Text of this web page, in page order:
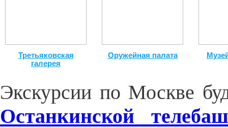
Третьяковская
галерея
Оружейная палата
Экскурсии по Москве
Останкинской